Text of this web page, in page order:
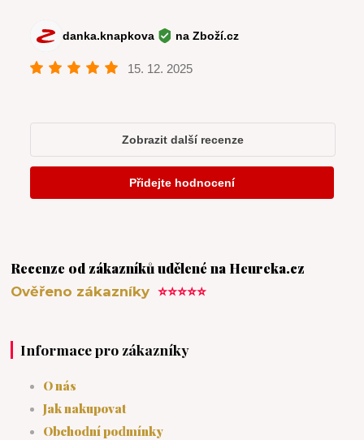
Recenze od zákazníků udělené na Heureka.cz
Ověřeno zákazníky⭐⭐⭐⭐⭐
Informace pro zákazníky
O nás
Jak nakupovat
Obchodní podmínky